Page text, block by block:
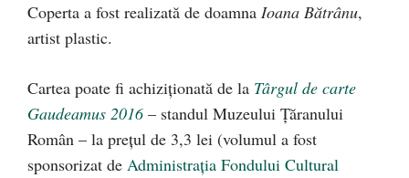
Coperta a fost realizată de doamna Ioana Bătrânu,
artist plastic.
Cartea poate fi achiziționată de la Târgul de carte
Gaudeamus 2016– standul Muzeului Țăranului
Român – la prețul de 3,3 lei (volumul a fost
sponsorizat de Administrația Fondului Cultural